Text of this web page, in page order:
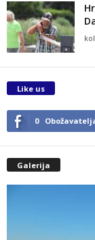
Like us
0
Galerija